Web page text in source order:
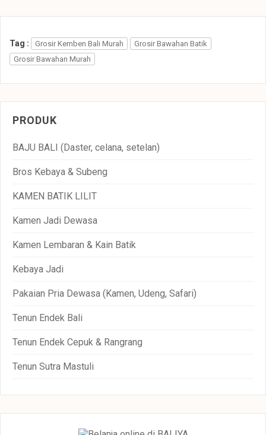
Tag : Grosir Kemben Bali Murah
Grosir Bawahan Batik
Grosir Bawahan Murah
PRODUK
BAJU BALI (Daster, celana, setelan)
Bros Kebaya & Subeng
KAMEN BATIK LILIT
Kamen Jadi Dewasa
Kamen Lembaran & Kain Batik
Kebaya Jadi
Pakaian Pria Dewasa (Kamen, Udeng, Safari)
Tenun Endek Bali
Tenun Endek Cepuk & Rangrang
Tenun Sutra Mastuli